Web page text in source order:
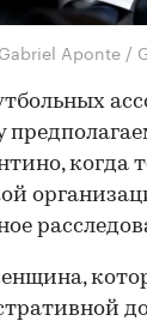
Aponte /
когда